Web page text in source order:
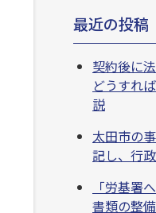
せ
検
索
最近の投稿
契約後に
どうすれ
説
太田市の
記し、行
「労基署
書類の整